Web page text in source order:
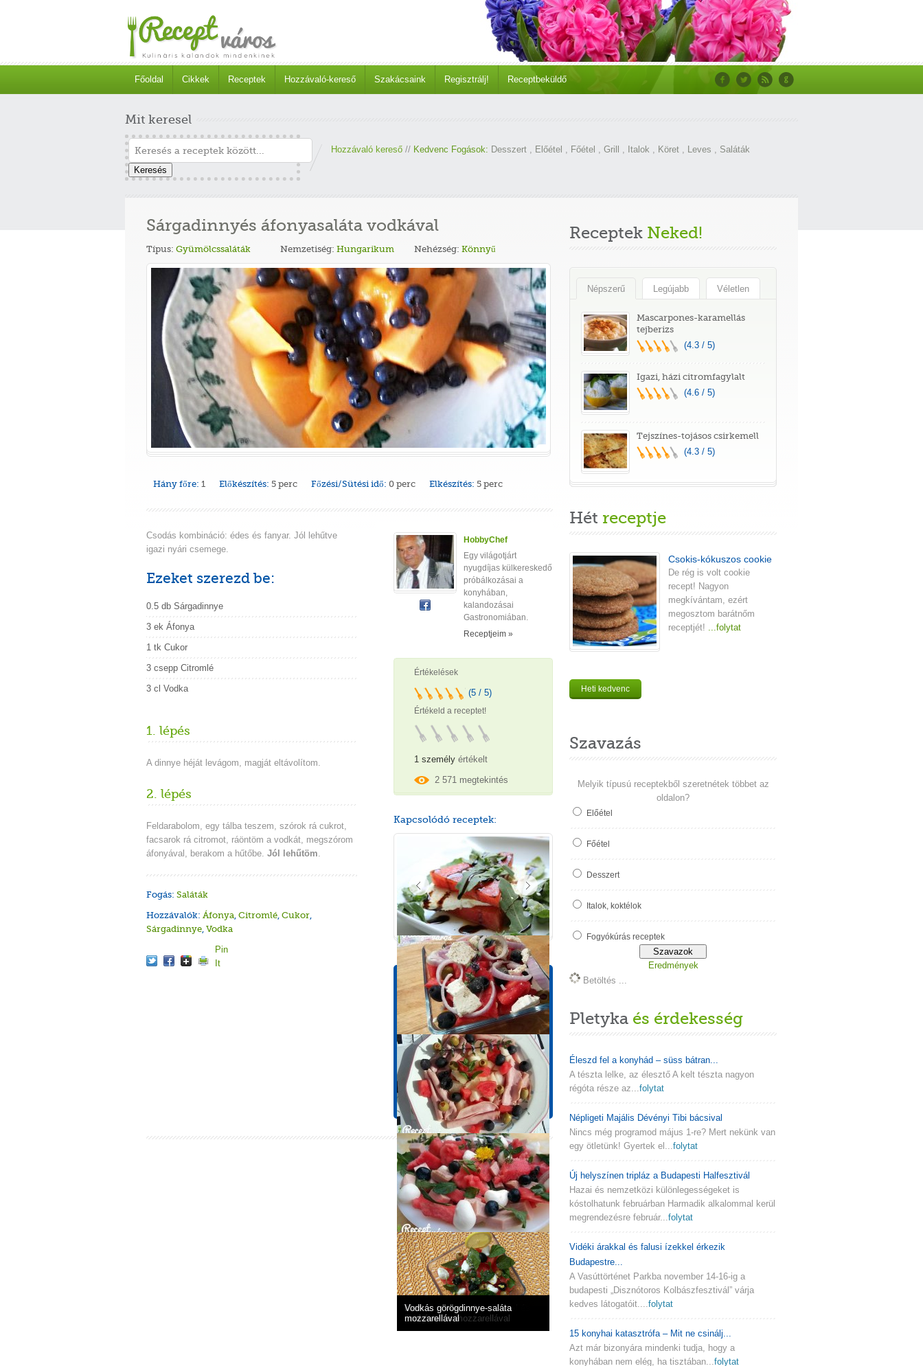
Főoldal Cikkek Receptek Hozzávaló-kereső Szakácsaink Regisztrálj! Receptbeküldő
Mit keresel
Keresés
Hozzávaló kereső // Kedvenc Fogások: Desszert , Előétel , Főétel , Grill , Italok , Köret , Leves , Saláták
Sárgadinnyés áfonyasaláta vodkával
Típus: Gyümölcssaláták Nemzetiség: Hungarikum Nehézség: Könnyű
Hány főre: 1 Előkészítés: 5 perc Főzési/Sütési idő: 0 perc Elkészítés: 5 perc
Csodás kombináció: édes és fanyar. Jól lehűtve
igazi nyári csemege.
Ezeket szerezd be:
0.5 db Sárgadinnye
3 ek Áfonya
1 tk Cukor
3 csepp Citromlé
3 cl Vodka
1. lépés
A dinnye héját levágom, magját eltávolítom.
2. lépés
Feldarabolom, egy tálba teszem, szórok rá cukrot,
facsarok rá citromot, ráöntöm a vodkát, megszórom
áfonyával, berakom a hűtőbe. Jól lehűtöm.
Fogás: Saláták
Hozzávalók: Áfonya, Citromlé, Cukor,
Sárgadinnye, Vodka
Pin
It
HobbyChef
Egy világotjárt
nyugdíjas külkereskedő
próbálkozásai a
konyhában,
kalandozásai
Gastronomiában.
Receptjeim »
Értékelések
(5 / 5)
Értékeld a receptet!
1 személy értékelt
2 571 megtekintés
Kapcsolódó receptek:
Görögdinnyesaláta fetával
Dinnyés görög saláta fetával és
olívabogyóval
Dinnyesaláta sonkával
Mentás görögdinnye-saláta
sonkával és mozzarellával
Vodkás görögdinnye-saláta
mozzarellával
Tápérték információk
1 adagra vonatkozik!
Energia
283 kcal
Zsír
0,6 g
Koleszterin
0 mg
Szénhidrát
53,7 g
Cukor
50,9 g
Fehérje
4,4 g
Receptek Neked!
Népszerű Legújabb Véletlen
Mascarpones-karamellás
tejberizs
(4.3 / 5)
Igazi, házi citromfagylalt
(4.6 / 5)
Tejszínes-tojásos csirkemell
(4.3 / 5)
Hét receptje
Csokis-kókuszos cookie
De rég is volt cookie
recept! Nagyon
megkívántam, ezért
megosztom barátnőm
receptjét! ...folytat
Heti kedvenc
Szavazás
Melyik típusú receptekből szeretnétek többet az
oldalon?
Előétel
Főétel
Desszert
Italok, koktélok
Fogyókúrás receptek
Eredmények
Betöltés ...
Pletyka és érdekesség
Éleszd fel a konyhád – süss bátran...
A tészta lelke, az élesztő A kelt tészta nagyon
régóta része az...folytat
Népligeti Majális Dévényi Tibi bácsival
Nincs még programod május 1-re? Mert nekünk van
egy ötletünk! Gyertek el...folytat
Új helyszínen tripláz a Budapesti Halfesztivál
Hazai és nemzetközi különlegességeket is
kóstolhatunk februárban Harmadik alkalommal kerül
megrendezésre február...folytat
Vidéki árakkal és falusi ízekkel érkezik
Budapestre...
A Vasúttörténet Parkba november 14-16-ig a
budapesti „Disznótoros Kolbászfesztivál” várja
kedves látogatóit....folytat
15 konyhai katasztrófa – Mit ne csinálj...
Azt már bizonyára mindenki tudja, hogy a
konyhában nem elég, ha tisztában...folytat